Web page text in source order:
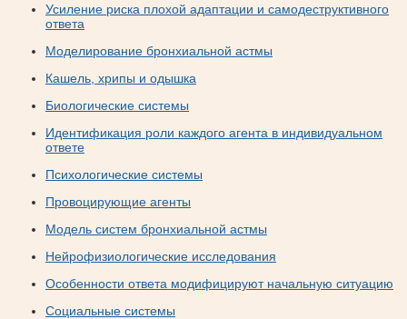
Усиление риска плохой адаптации и самодеструктивного
ответа
Моделирование бронхиальной астмы
Кашель, хрипы и одышка
Биологические системы
Идентификация роли каждого агента в индивидуальном
ответе
Психологические системы
Провоцирующие агенты
Модель систем бронхиальной астмы
Нейрофизиологические исследования
Особенности ответа модифицируют начальную ситуацию
Социальные системы